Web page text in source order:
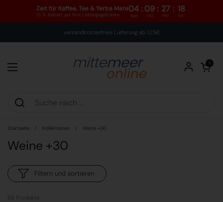
Zeit für Kaffee, Tee & Yerba Mate
13 % Rabatt auf Ihre Lieblingsgetränke
04 09
versandkostenfreie Lieferung ab 125€
Menü öffnen
Warenkorb
0
Startseite / Kollektionen / Weine +30
Weine +30
68 Produkte
Filtern und sortieren